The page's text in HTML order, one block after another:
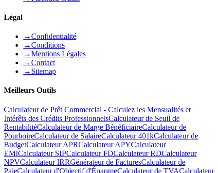
Légal
→Confidentialité
→Conditions
→Mentions Légales
→Contact
→ Sitemap
Meilleurs Outils
Calculateur de Prêt Commercial - Calculez les Mensualités et
Intérêts des Crédits ProfessionnelsCalculateur de Seuil de
RentabilitéCalculateur de Marge BénéficiaireCalculateur de
PourboireCalculateur de SalaireCalculateur 401kCalculateur de
BudgetCalculateur APRCalculateur APYCalculateur
EMICalculateur SIPCalculateur FDCalculateur RDCalculateur
NPVCalculateur IRRGénérateur de FacturesCalculateur de
PaieCalculateur d'Objectif d'ÉpargneCalculateur de TVACalculateur